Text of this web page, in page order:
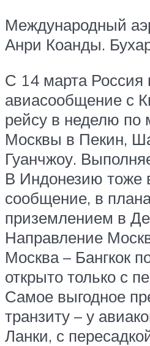
Международный
Анри Коанды.
С 14 марта Россия
авиасообщение с
рейсу в неделю по
Москвы в Пекин,
Гуанчжоу.
В Индонезию тоже
сообщение, в
приземлением в
Направление
Москва – Бангкок
открыто только с
Самое выгодное
транзиту – у
Ланки, с